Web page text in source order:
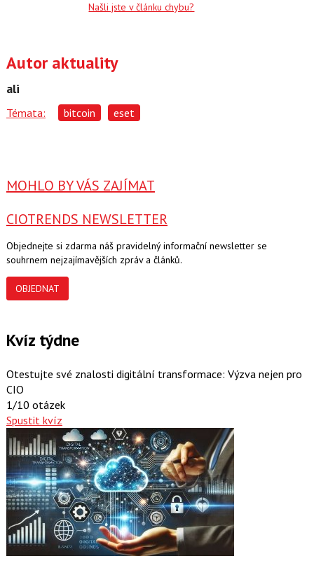
Našli jste v článku chybu?
Autor aktuality
ali
Témata: bitcoin eset
MOHLO BY VÁS ZAJÍMAT
CIOTRENDS NEWSLETTER
Objednejte si zdarma náš pravidelný informační newsletter se
souhrnem nejzajímavějších zpráv a článků.
OBJEDNAT
Kvíz týdne
Otestujte své znalosti digitální transformace: Výzva nejen pro
CIO
1/10 otázek
Spustit kvíz